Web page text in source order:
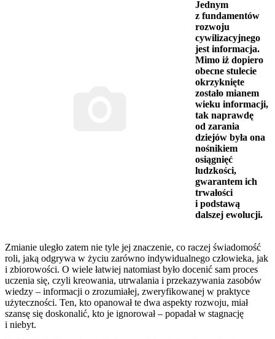
Jednym
z fundamentów
rozwoju
cywilizacyjnego
jest informacja.
Mimo iż dopiero
obecne stulecie
okrzyknięte
zostało mianem
wieku informacji,
tak naprawdę
od zarania
dziejów była ona
nośnikiem
osiągnięć
ludzkości,
gwarantem ich
trwałości
i podstawą
dalszej ewolucji.
Zmianie uległo zatem nie tyle jej znaczenie, co raczej świadomość
roli, jaką odgrywa w życiu zarówno indywidualnego człowieka, jak
i zbiorowości. O wiele łatwiej natomiast było docenić sam proces
uczenia się, czyli kreowania, utrwalania i przekazywania zasobów
wiedzy – informacji o zrozumiałej, zweryfikowanej w praktyce
użyteczności. Ten, kto opanował te dwa aspekty rozwoju, miał
szansę się doskonalić, kto je ignorował – popadał w stagnację
i niebyt.